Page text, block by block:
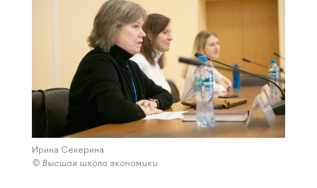
Ирина Секерина
© Высшая школа экономики